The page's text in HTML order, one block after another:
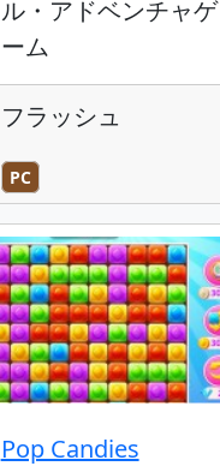
ル・アドベンチャゲ
ーム
フラッシュ
PC
Pop Candies